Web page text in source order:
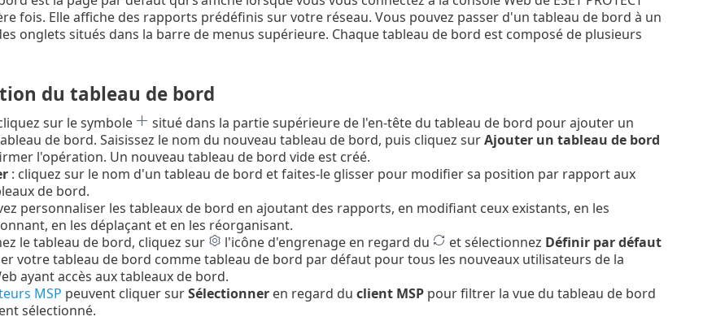
fois. Elle affiche des rapports prédéfinis sur votre réseau. Vous pouvez passer d'un tableau de bord à un
onglets situés dans la barre de menus supérieure. Chaque tableau de bord est composé de plusieurs
du tableau de bord
sur le symbole
situé dans la partie supérieure de l'en-tête du tableau de bord pour ajouter un
de bord. Saisissez le nom du nouveau tableau de bord, puis cliquez surAjouter un tableau de bord
l'opération. Un nouveau tableau de bord vide est créé.
: cliquez sur le nom d'un tableau de bord et faites-le glisser pour modifier sa position par rapport aux
de bord.
personnaliser les tableaux de bord en ajoutant des rapports, en modifiant ceux existants, en les
en les déplaçant et en les réorganisant.
le tableau de bord, cliquez sur l'icône d'engrenage en regard du et sélectionnez Définir par défaut
votre tableau de bord comme tableau de bord par défaut pour tous les nouveaux utilisateurs de la
ayant accès aux tableaux de bord.
MSP peuvent cliquer surSélectionneren regard du client MSPpour filtrer la vue du tableau de bord
sélectionné.